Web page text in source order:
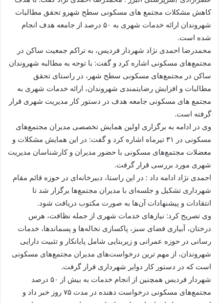
کاهش مشکلات مجتمع های مسکونی سطح شهرو تحقق مطالبات
شهروندان ارائه خدمات شهری به ۵۰ درصد از جامعه هدف انجام
شده است.
محمدرضا احمدی نژاد شهردار فردیس، به تراکم جمعیت ساکن در
مجتمع‌های مسکونی اشاره کرد و گفت: با توجه به مطالبه شهروندان
ساکن در مجتمع‌های مسکونی سطح شهر، در راستای تحقق
مطالبات و افزایش رضایتمندی شهروندان، ارائه خدمات شهری به
مجتمع های مسکونی جامعه هدف در دستور کار مدیریت شهری قرار
گرفته است.
وی در ادامه به برگزاری اولین همایش تخصصی مدیران مجتمع‌های
مسکونی در ۳۱ تیرماه اشاره کرد و گفت: در این همایش مشکلات و
معضلات مجتمع‌های مسکونی با حضور مدیران و کارشناسان مدیریت
شهری مورد بررسی قرار گرفت.
احمدی نژاد ادامه داد : در این راستا، دبیرخانه‌ای در حوزه قائم مقام
شهرداری تشکیل و جلسه‌ای با مدیران مجتمع‌ها برگزار شد تا
انتقادات و پیشنهادات آن‌ها به صورت مکتوب دریافت شود.
وی تصریح کرد: نیازهای خدمات شهری از جمله نظافت، هرس
درختان، آبیاری فضای سبز، پاکسازی نخاله‌ها و پسماندها، خدمات
رسانی در حوزه عمرانی و زیربنایی شامل پایانکار و تثبیت دارایی
شهروندان، از مهم ‌ترین درخواست‌های مدیران مجتمع‌های مسکونی
است که در دستور کار دوایر شهرداری قرار گرفت.
شهردار فردیس همچنین از انجام خدمات به بیش از ۵۰ درصد
مجتمع‌های مسکونی درخواست ‌دهنده در مدت ۷۵ روز خبر داد و